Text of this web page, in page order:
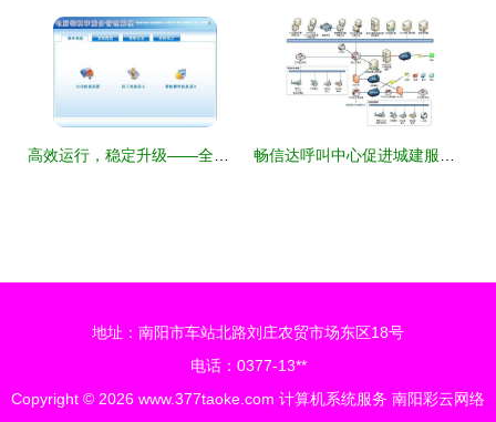
地址：南阳市车站北路刘庄农贸市场东区18号
电话：0377-13**
Copyright © 2026 www.377taoke.com 计算机系统服务 南阳彩云网络